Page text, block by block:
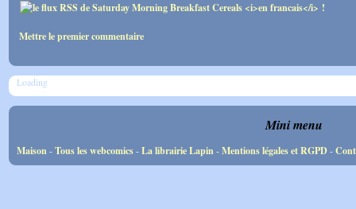
Mettre le premier commentaire
Loading
Mini menu
Maison-Tous les webcomics-La librairie Lapin-Mentions légales et RGPD-